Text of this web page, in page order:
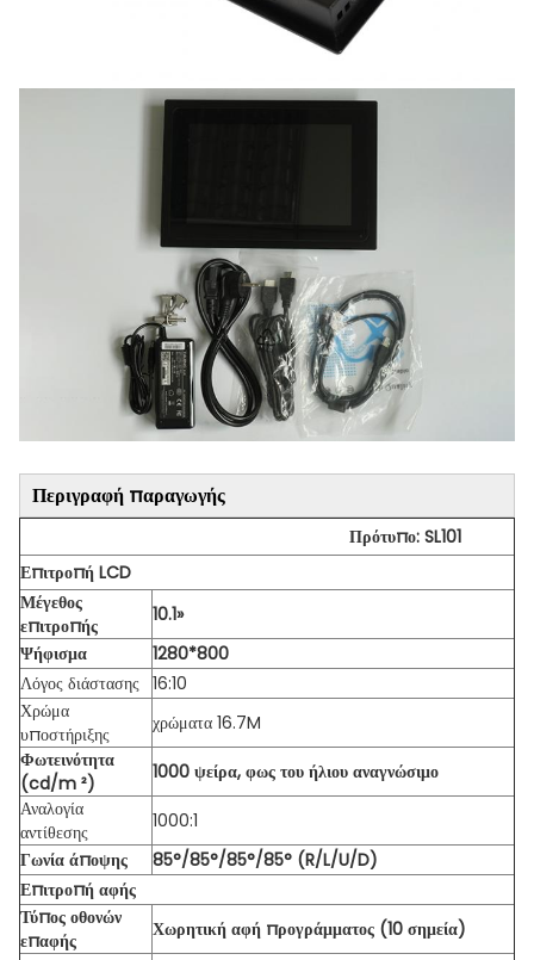
Περιγραφή παραγωγής
Πρότυπο: SL101
Επιτροπή LCD
Μέγεθος
επιτροπής
10.1»
Ψήφισμα
1280*800
Λόγος διάστασης 16:10
Χρώμα
υποστήριξης
χρώματα 16.7M
Φωτεινότητα
(cd/m ²)
1000 ψείρα, φως του ήλιου αναγνώσιμο
Αναλογία
αντίθεσης
1000:1
Γωνία άποψης
85°/85°/85°/85° (R/L/U/D)
Επιτροπή αφής
Τύπος οθονών
επαφής
Χωρητική αφή προγράμματος (10 σημεία)